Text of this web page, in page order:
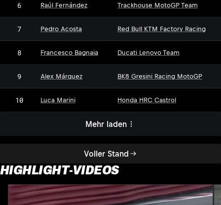
Voller Stand
6 Raúl Fernández Trackhouse MotoGP Team
7 Pedro Acosta Red Bull KTM Factory Racing
8 Francesco Bagnaia Ducati Lenovo Team
9 Alex Márquez BK8 Gresini Racing MotoGP
10 Luca Marini Honda HRC Castrol
Mehr laden
HIGHLIGHT-VIDEOS